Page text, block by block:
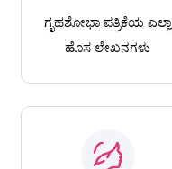
ಗೃಹಶೋಭಾ ಪತ್ರಿಕೆಯ ಎಲ್ಲಾ
ಹೊಸ ಲೇಖನಗಳು